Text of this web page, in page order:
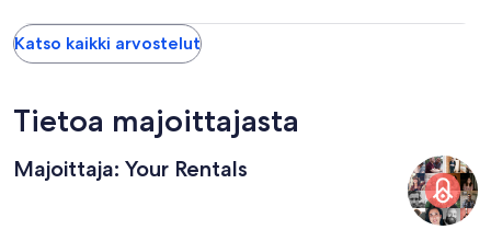
Katso kaikki arvostelut
Tietoa majoittajasta
Majoittaja: Your Rentals